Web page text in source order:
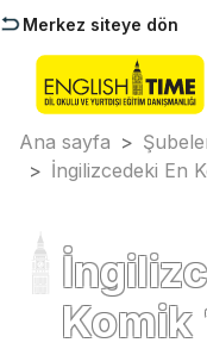
Merkez siteye dön
Ana sayfa >
> İngilizcedeki En
Komik